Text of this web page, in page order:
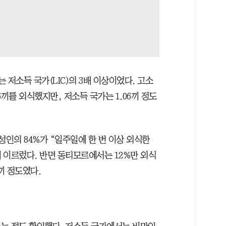
저소득 국가(LIC)의 3배 이상이었다. 고소
를 외식했지만, 저소득 국가는 1.06끼 정도
인의 84%가 “일주일에 한 번 이상 외식한
르렀다. 반면 동티모르에서는 12%만 외식
정도였다.